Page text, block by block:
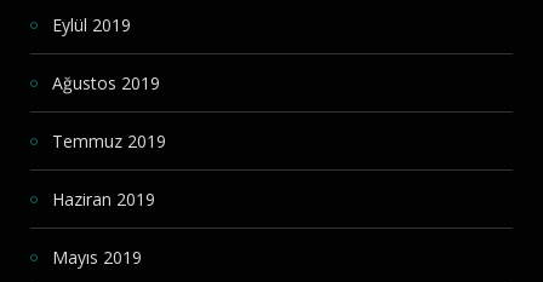
Eylül 2019
Ağustos 2019
Temmuz 2019
Haziran 2019
Mayıs 2019